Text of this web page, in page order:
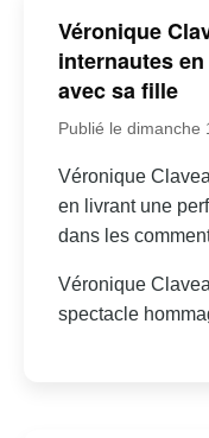
Véronique
internautes
avec sa fille
Publié le dimanche
Véronique
en livrant une
dans les
Véronique
spectacle